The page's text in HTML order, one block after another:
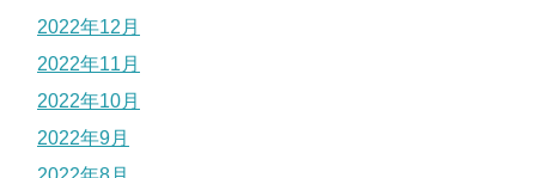
2022年12月
2022年11月
2022年10月
2022年9月